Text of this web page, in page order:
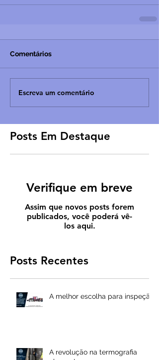
Comentários
Escreva um comentário
Posts Em Destaque
Verifique em breve
Assim que novos posts forem
publicados, você poderá vê-
los aqui.
Posts Recentes
A melhor escolha para inspeção
A revolução na termografia